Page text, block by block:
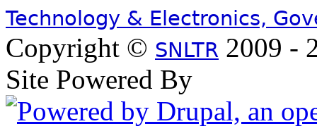
Technology & Electronics,
Copyright © SNLTR 2009 -
Site Powered By